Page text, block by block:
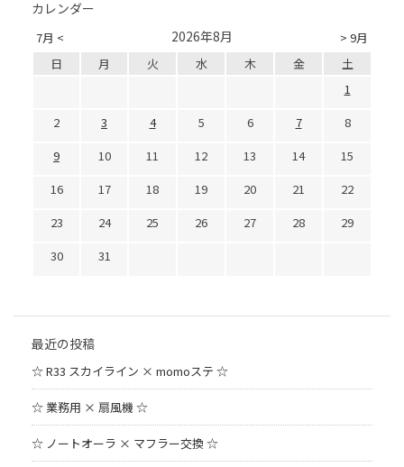
カレンダー
7月 < > 9月
2026年8月
日 月 火 水 木 金
土
1
2
3 4 5 6 7
8
9
10 11 12 13 14
15
16
17 18 19 20 21
22
23
24 25 26 27 28
29
30
31
最近の投稿
☆ R33 スカイライン × momoステ ☆
☆ 業務用 × 扇風機 ☆
☆ ノートオーラ × マフラー交換 ☆